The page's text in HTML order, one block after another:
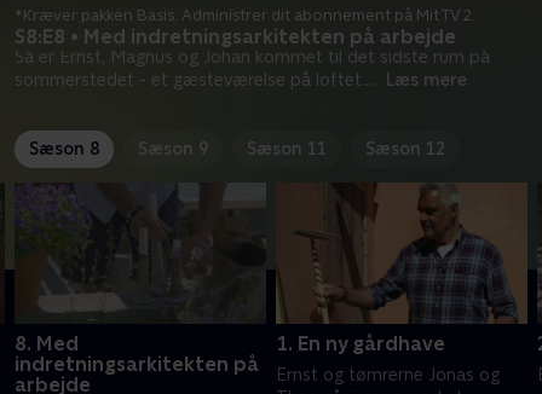
S8:E8 • Med indretningsarkitekten på arbejde
Så er Ernst, Magnus og Johan kommet til det sidste rum på
sommerstedet - et gæsteværelse på loftet.
Læs mere
*Kræver pakken Basis. Administrer dit abonnement på Mit TV 2.
Sæson 8 Sæson 9 Sæson 11 Sæson 12
8. Med
indretningsarkitekten på
arbejde
1. En ny gårdhave
Ernst og tømrerne Jonas og